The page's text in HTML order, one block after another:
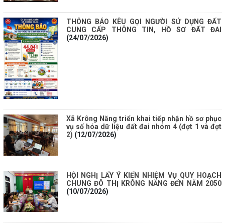
THÔNG BÁO KÊU GỌI NGƯỜI SỬ DỤNG ĐẤT
CUNG CẤP THÔNG TIN, HỒ SƠ ĐẤT ĐAI
(24/07/2026)
Xã Krông Năng triển khai tiếp nhận hồ sơ phục
vụ số hóa dữ liệu đất đai nhóm 4 (đợt 1 và đợt
2) (12/07/2026)
HỘI NGHỊ LẤY Ý KIẾN NHIỆM VỤ QUY HOẠCH
CHUNG ĐÔ THỊ KRÔNG NĂNG ĐẾN NĂM 2050
(10/07/2026)